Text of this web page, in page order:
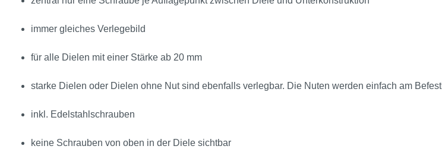
immer gleiches Verlegebild
für alle Dielen mit einer Stärke ab 20 mm
starke Dielen oder Dielen ohne Nut sind ebenfalls verlegbar. Die Nuten werden einfach am
inkl. Edelstahlschrauben
keine Schrauben von oben in der Diele sichtbar